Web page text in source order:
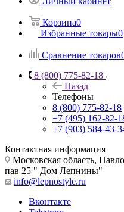
Корзина0
Избранные товары0
Сравнение товаров
8 (800) 775-82-18
Назад
Телефоны
8 (800) 775-82-18
+7 (495) 162-82-
+7 (903) 584-43-
Контактная информация
Московская область,
пав 25 " Дом Лепнины"
info@lepnostyle.ru
Вконтакте